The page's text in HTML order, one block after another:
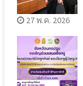
27 พ.ค. 2026